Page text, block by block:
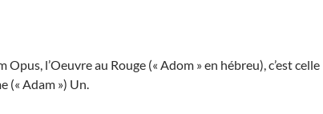
Opus, l’Oeuvre au Rouge (« Adom » en hébreu), c’est celle
(« Adam ») Un.